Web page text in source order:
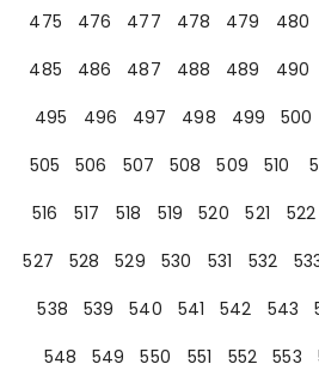
475
476 477 478 479 480
485
486 487 488 489 490
495
496 497 498 499 500
505
506 507 508 509 510
516
517 518 519 520 521 522
527
528 529 530 531 532
538
539 540 541 542 543
548
549 550 551 552 553